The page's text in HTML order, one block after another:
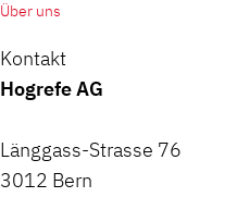
Über uns
Kontakt
Hogrefe AG
Länggass-Strasse 76
3012 Bern